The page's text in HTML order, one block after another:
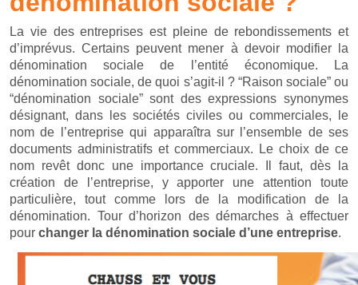
La vie des entreprises est pleine de rebondissements et
d’imprévus. Certains peuvent mener à devoir modifier la
dénomination sociale de l’entité économique. La
dénomination sociale, de quoi s’agit-il ? “Raison sociale” ou
“dénomination sociale” sont des expressions synonymes
désignant, dans les sociétés civiles ou commerciales, le
nom de l’entreprise qui apparaîtra sur l’ensemble de ses
documents administratifs et commerciaux. Le choix de ce
nom revêt donc une importance cruciale. Il faut, dès la
création de l’entreprise, y apporter une attention toute
particulière, tout comme lors de la modification de la
dénomination. Tour d’horizon des démarches à effectuer
pour changer la dénomination sociale d’une entreprise.